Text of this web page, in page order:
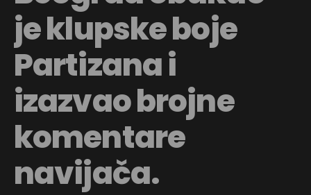
je klupske boje
Partizana i
izazvao brojne
komentare
navijača.